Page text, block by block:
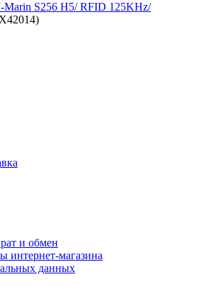
S256 H5/ RFID 125KHz/
)
и обмен
интернет-магазина
данных